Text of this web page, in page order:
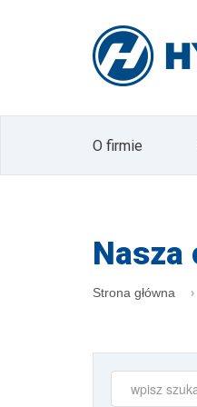
O firmie
Nasza
Strona główna